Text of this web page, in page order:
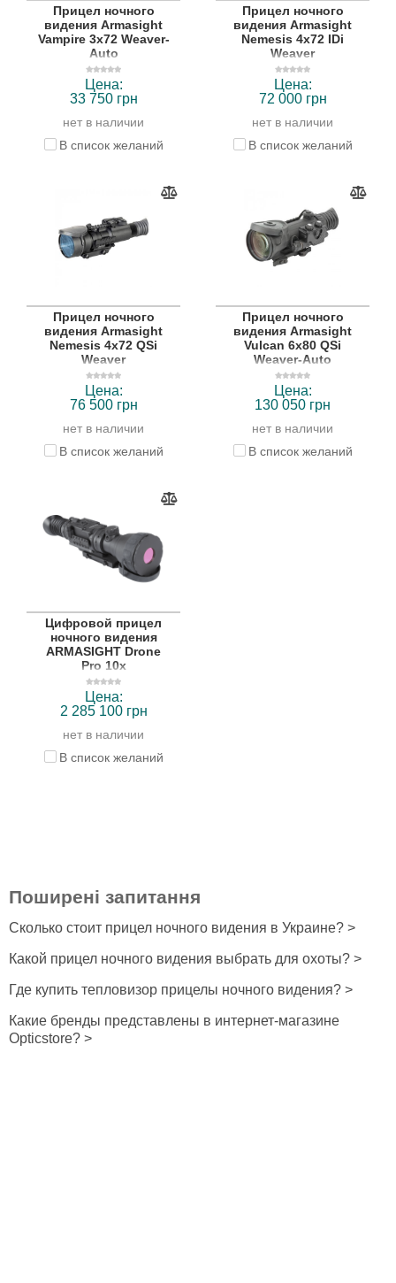
Прицел ночного
видения Armasight
Vampire 3x72 Weaver-
Auto
Цена:
33 750 грн
нет в наличии
В список желаний
Прицел ночного
видения Armasight
Nemesis 4x72 IDi
Weaver
Цена:
72 000 грн
нет в наличии
В список желаний
Прицел ночного
видения Armasight
Nemesis 4x72 QSi
Weaver
Цена:
76 500 грн
нет в наличии
В список желаний
Прицел ночного
видения Armasight
Vulcan 6x80 QSi
Weaver-Auto
Цена:
130 050 грн
нет в наличии
В список желаний
Цифровой прицел
ночного видения
ARMASIGHT Drone
Pro 10x
Цена:
2 285 100 грн
нет в наличии
В список желаний
Поширені запитання
Сколько стоит прицел ночного видения в Украине? >
Какой прицел ночного видения выбрать для охоты? >
Где купить тепловизор прицелы ночного видения? >
Какие бренды представлены в интернет-магазине
Opticstore? >